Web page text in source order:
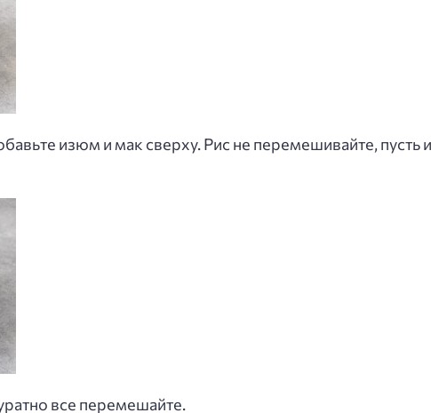
изюм и мак сверху. Рис не перемешивайте,
все перемешайте.